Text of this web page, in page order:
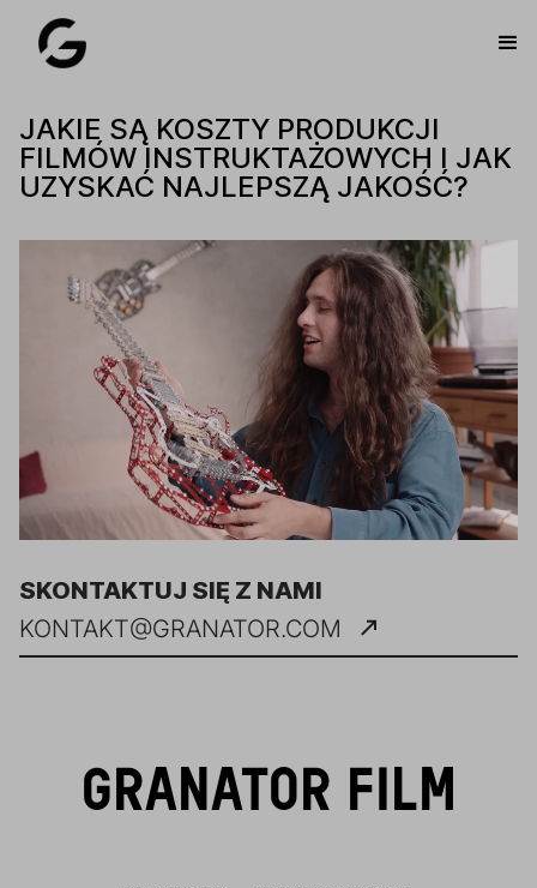
JAKIE SĄ KOSZTY PRODUKCJI
FILMÓW INSTRUKTAŻOWYCH I JAK
UZYSKAĆ NAJLEPSZĄ JAKOŚĆ?
SKONTAKTUJ SIĘ Z NAMI
KONTAKT@GRANATOR.COM
GRANATOR FILM